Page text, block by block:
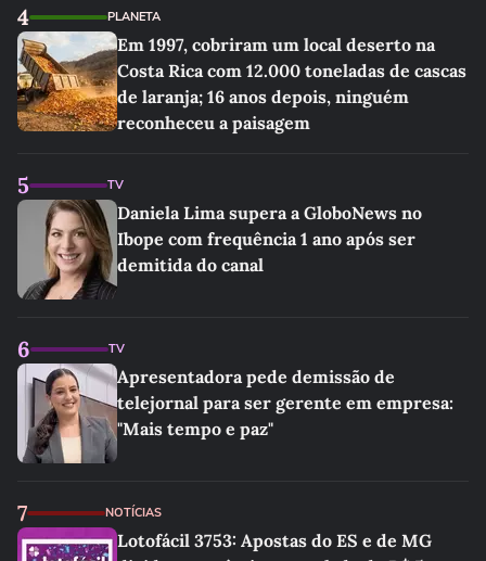
4 PLANETA
Em 1997, cobriram um local deserto na
Costa Rica com 12.000 toneladas de cascas
de laranja; 16 anos depois, ninguém
reconheceu a paisagem
5 TV
Daniela Lima supera a GloboNews no
Ibope com frequência 1 ano após ser
demitida do canal
6 TV
Apresentadora pede demissão de
telejornal para ser gerente em empresa:
"Mais tempo e paz"
7 NOTÍCIAS
Lotofácil 3753: Apostas do ES e de MG